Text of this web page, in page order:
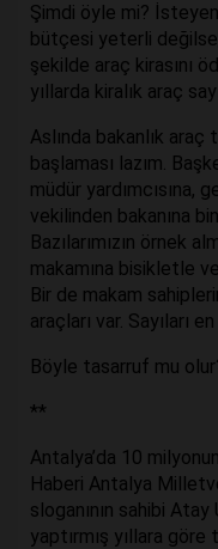
Şimdi öyle mi?
bütçesi yeterli
şekilde araç kirasını
yıllarda kiralık araç
Aslında bakanlık araç
başlaması lazım.
müdür yardımcısına,
vekilinden bakanına
Bazılarımızın örnek
makamına bisikletle
Bir de makam
araçları var. Sayıları
Böyle tasarruf mu
**
Antalya’da 10
Haberi Antalya
sloganının sahibi
yaptırmış yıllara